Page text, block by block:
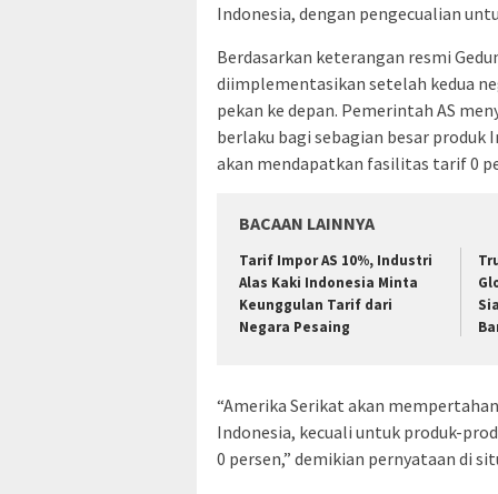
Indonesia, dengan pengecualian
Berdasarkan keterangan resmi
diimplementasikan setelah kedua
pekan ke depan. Pemerintah AS
berlaku bagi sebagian besar
akan mendapatkan fasilitas tarif 0
BACAAN LAINNYA
Tarif Impor AS 10%, Industri
Alas Kaki Indonesia Minta
Keunggulan Tarif dari
Negara Pesaing
“Amerika Serikat akan
Indonesia, kecuali untuk produk-
0 persen,” demikian pernyataan di